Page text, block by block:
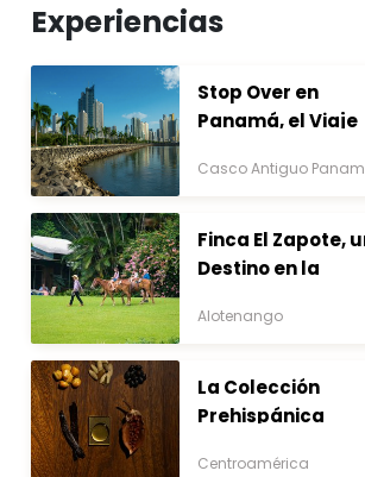
Experiencias
Stop Over en
Panamá, el Viaje
Destino
Casco Antiguo
Finca El Zapote,
Destino en la
Arte y Naturaleza
Alotenango
La Colección
Prehispánica
Centroamérica